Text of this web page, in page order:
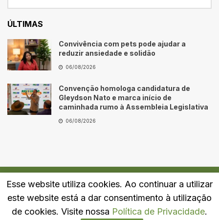
ÚLTIMAS
Convivência com pets pode ajudar a
reduzir ansiedade e solidão
06/08/2026
Convenção homologa candidatura de
Gleydson Nato e marca início de
caminhada rumo à Assembleia Legislativa
06/08/2026
Quem Somos Fale Conosco Política de Privacidade
Esse website utiliza cookies. Ao continuar a utilizar
este website está a dar consentimento à utilização
de cookies. Visite nossa Política de Privacidade.